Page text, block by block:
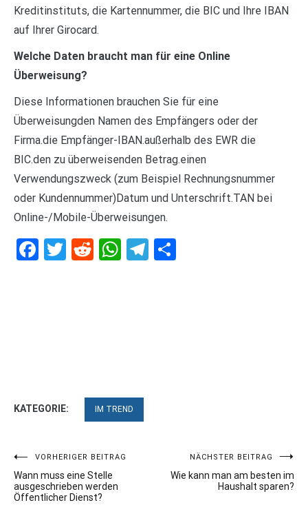
Kreditinstituts, die Kartennummer, die BIC und Ihre IBAN
auf Ihrer Girocard.
Welche Daten braucht man für eine Online
Überweisung?
Diese Informationen brauchen Sie für eine
Überweisungden Namen des Empfängers oder der
Firma.die Empfänger-IBAN.außerhalb des EWR die
BIC.den zu überweisenden Betrag.einen
Verwendungszweck (zum Beispiel Rechnungsnummer
oder Kundennummer)Datum und Unterschrift.TAN bei
Online-/Mobile-Überweisungen.
Facebook
Twitter
RedditWhatsApp
Telegram
KATEGORIE: IM TREND
Beitragsnavigation
VORHERIGER BEITRAG
Wann muss eine Stelle
ausgeschrieben werden
Öffentlicher Dienst?
NÄCHSTER BEITRAG
Wie kann man am besten im
Haushalt sparen?